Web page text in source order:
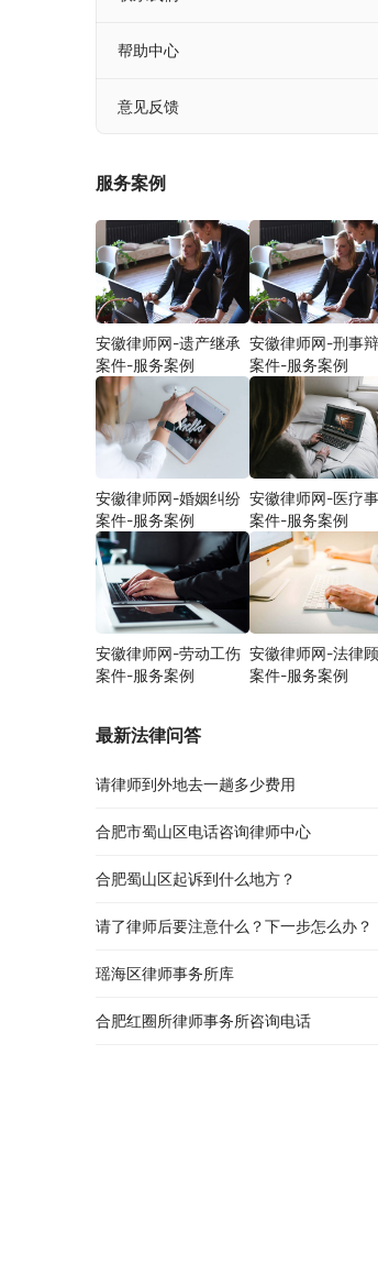
帮助中心
意见反馈
服务案例
安徽律师网-遗产继承
案件-服务案例
安徽律师网-刑事
案件-服务案例
安徽律师网-婚姻纠纷
案件-服务案例
安徽律师网-医疗
案件-服务案例
安徽律师网-劳动工伤
案件-服务案例
安徽律师网-法律
案件-服务案例
最新法律问答
请律师到外地去一趟多少费用
合肥市蜀山区电话咨询律师中心
合肥蜀山区起诉到什么地方？
请了律师后要注意什么？下一步怎么办？
瑶海区律师事务所库
合肥红圈所律师事务所咨询电话